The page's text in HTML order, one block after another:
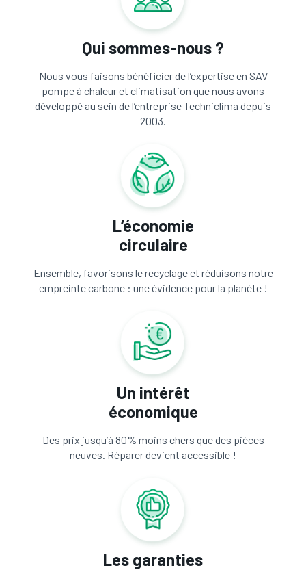
Qui sommes-nous ?
Nous vous faisons bénéficier de l’expertise en SAV
pompe à chaleur et climatisation que nous avons
développé au sein de l’entreprise Techniclima depuis
2003.
L’économie
circulaire
Ensemble, favorisons le recyclage et réduisons notre
empreinte carbone : une évidence pour la planète !
Un intérêt
économique
Des prix jusqu’à 80% moins chers que des pièces
neuves. Réparer devient accessible !
Les garanties